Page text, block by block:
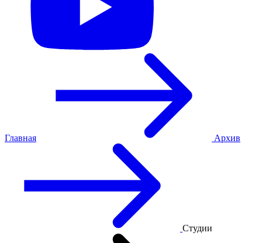
Главная Архив
Студии